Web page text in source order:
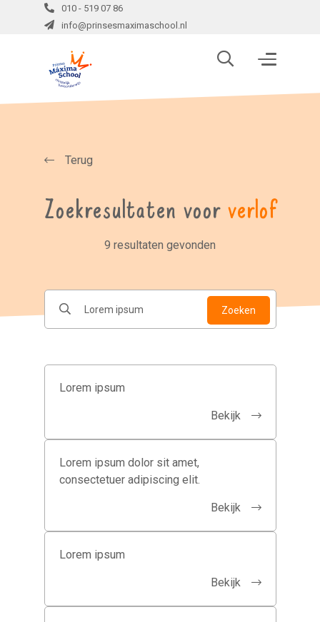
010 - 519 07 86
info@prinsesmaximaschool.nl
Terug
Zoekresultaten voor verlof
9 resultaten gevonden
Lorem ipsum
Bekijk
Lorem ipsum dolor sit amet,
consectetuer adipiscing elit.
Bekijk
Lorem ipsum
Bekijk